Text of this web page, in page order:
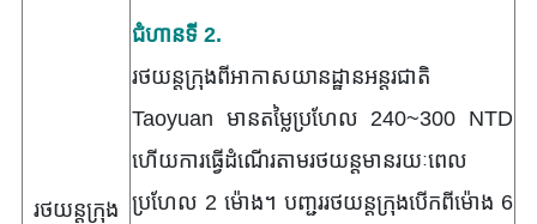
រថយន្តក្រុង
ជំហានទី 2.
រថយន្តក្រុងពីអាកាសយានដ្ឋានអន្តរជាតិ
Taoyuan មានតម្លៃប្រហែល 240~300 NTD
ហើយការធ្វើដំណើរតាមរថយន្តមានរយៈពេល
ប្រហែល 2 ម៉ោង។ បញ្ជររថយន្តក្រុងបើកពីម៉ោង 6